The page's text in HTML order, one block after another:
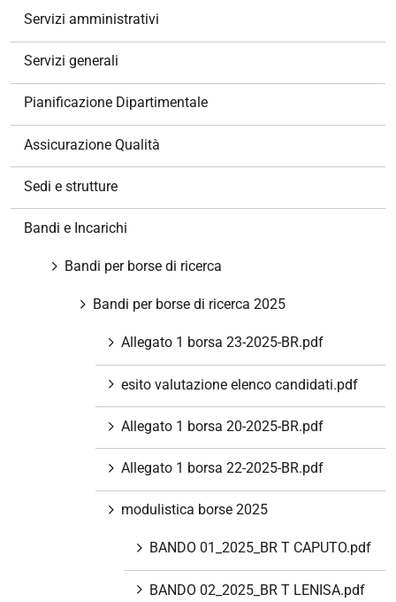
Servizi amministrativi
Servizi generali
Pianificazione Dipartimentale
Assicurazione Qualità
Sedi e strutture
Bandi e Incarichi
Bandi per borse di ricerca
Bandi per borse di ricerca 2025
Allegato 1 borsa 23-2025-BR.pdf
esito valutazione elenco candidati.pdf
Allegato 1 borsa 20-2025-BR.pdf
Allegato 1 borsa 22-2025-BR.pdf
modulistica borse 2025
BANDO 01_2025_BR T CAPUTO.pdf
BANDO 02_2025_BR T LENISA.pdf